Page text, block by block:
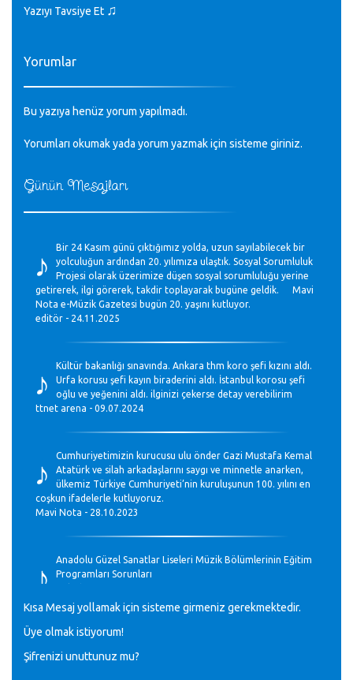
Günün Mesajları
♪
Bir 24 Kasım günü çıktığımız yolda, uzun sayılabilecek bir
yolculuğun ardından 20. yılımıza ulaştık. Sosyal Sorumluluk
Projesi olarak üzerimize düşen sosyal sorumluluğu yerine
getirerek, ilgi görerek, takdir toplayarak bugüne geldik. Mavi
Nota e-Müzik Gazetesi bugün 20. yaşını kutluyor.
editör - 24.11.2025
♪
Kültür bakanlığı sınavında. Ankara thm koro şefi kızını aldı.
Urfa korusu şefi kayın biraderini aldı. İstanbul korosu şefi
oğlu ve yeğenini aldı. ilginizi çekerse detay verebilirim
ttnet arena - 09.07.2024
♪
Cumhuriyetimizin kurucusu ulu önder Gazi Mustafa Kemal
Atatürk ve silah arkadaşlarını saygı ve minnetle anarken,
ülkemiz Türkiye Cumhuriyeti’nin kuruluşunun 100. yılını en
coşkun ifadelerle kutluyoruz.
Mavi Nota - 28.10.2023
♪
Anadolu Güzel Sanatlar Liseleri Müzik Bölümlerinin Eğitim
Programları Sorunları
♪
GEÇMİŞ OLSUN TÜRKİYE!
Mavi Nota - 07.02.2023
Kısa Mesaj yollamak için sisteme girmeniz gerekmektedir.
Üye olmak istiyorum!
Şifrenizi unuttunuz mu?
Yazıyı Tavsiye Et ♫
Yorumlar
Bu yazıya henüz yorum yapılmadı.
Yorumları okumak yada yorum yazmak için sisteme giriniz.